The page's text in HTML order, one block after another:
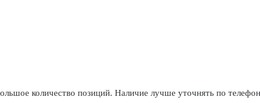
количество позиций. Наличие лучше уточнять по